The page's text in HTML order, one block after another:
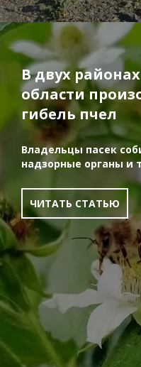
В двух
области
гибель пчел
Владельцы пасек
надзорные органы и
ЧИТАТЬ СТАТЬЮ